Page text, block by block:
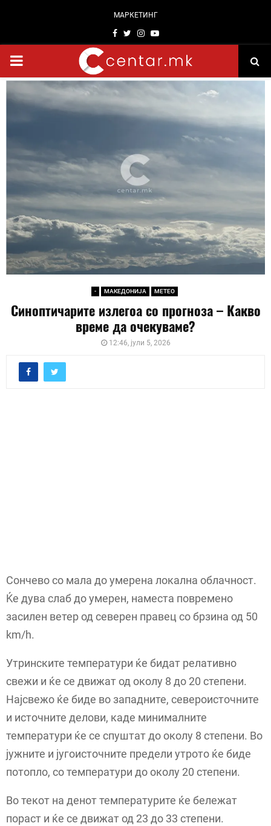
МАРКЕТИНГ
Facebook
TwitterInstagram
Youtube
PRIMARY
MENU
- МАКЕДОНИЈА МЕТЕО
Синоптичарите излегоа со прогноза – Какво
време да очекуваме?
12:46, јули 5, 2026
Сончево со мала до умерена локална облачност.
Ќе дува слаб до умерен, наместа повремено
засилен ветер од северен правец со брзина од 50
km/h.
Утринските температури ќе бидат релативно
свежи и ќе се движат од околу 8 до 20 степени.
Најсвежо ќе биде во западните, североисточните
и источните делови, каде минималните
температури ќе се спуштат до околу 8 степени. Во
јужните и југоисточните предели утрото ќе биде
потопло, со температури до околу 20 степени.
Во текот на денот температурите ќе бележат
пораст и ќе се движат од 23 до 33 степени.